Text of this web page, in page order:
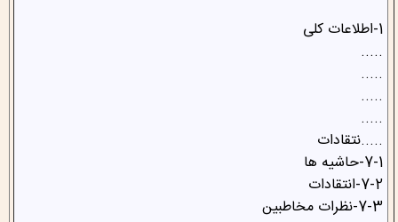
1-اطلاعات کلی
.....
.....
.....
.....
.....نتقادات
7-1-حاشیه ها
7-2-انتقادات
7-3-نظرات مخاطبین